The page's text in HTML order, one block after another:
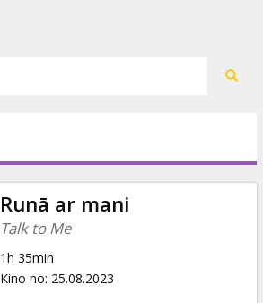
Runā ar mani
Talk to Me
1h 35min
Kino no: 25.08.2023